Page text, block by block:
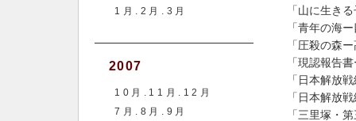
1月.2月.3月
2007
10月.11月.12月
7月.8月.9月
「山に生き
「青年の海
「圧殺の森
「現認報告
「日本解放
「日本解放
「三里塚・